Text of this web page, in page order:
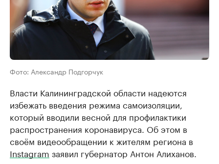
Фото: Александр Подгорчук
Власти Калининградской области надеются
избежать введения режима самоизоляции,
который вводили весной для профилактики
распространения коронавируса. Об этом в
своём видеообращении к жителям региона в
Instagram заявил губернатор Антон Алиханов.